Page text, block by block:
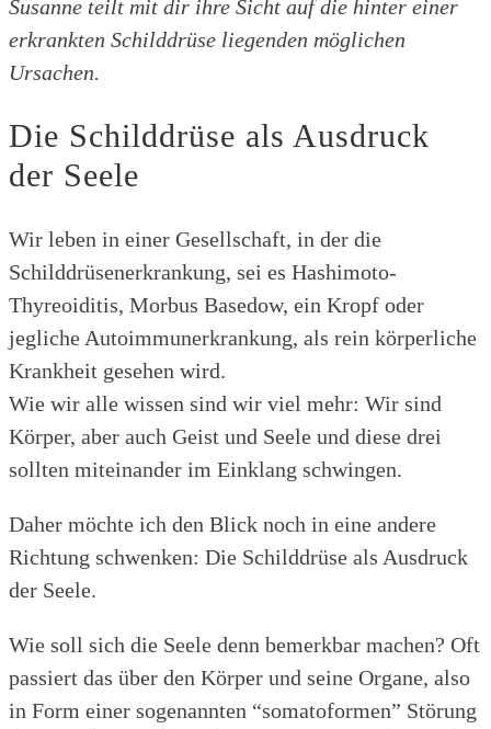
Susanne teilt mit dir ihre Sicht auf die hinter einer
erkrankten Schilddrüse liegenden möglichen
Ursachen.
Die Schilddrüse als Ausdruck
der Seele
Wir leben in einer Gesellschaft, in der die
Schilddrüsenerkrankung, sei es Hashimoto-
Thyreoiditis, Morbus Basedow, ein Kropf oder
jegliche Autoimmunerkrankung, als rein körperliche
Krankheit gesehen wird.
Wie wir alle wissen sind wir viel mehr: Wir sind
Körper, aber auch Geist und Seele und diese drei
sollten miteinander im Einklang schwingen.
Daher möchte ich den Blick noch in eine andere
Richtung schwenken: Die Schilddrüse als Ausdruck
der Seele.
Wie soll sich die Seele denn bemerkbar machen? Oft
passiert das über den Körper und seine Organe, also
in Form einer sogenannten “somatoformen” Störung